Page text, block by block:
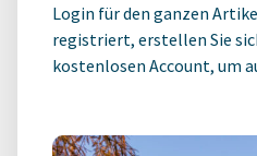
Login für den ganzen
registriert, erstellen Sie
kostenlosen Account, um